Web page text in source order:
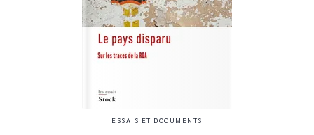
ESSAIS ET DOCUMENTS